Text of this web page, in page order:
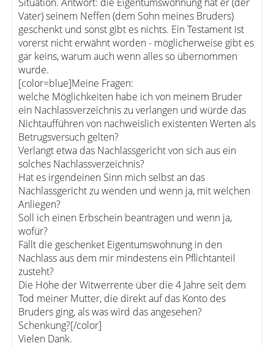
Vater) seinem Neffen (dem Sohn meines Bruders)
geschenkt und sonst gibt es nichts. Ein Testament ist
vorerst nicht erwähnt worden - möglicherweise gibt es
gar keins, warum auch wenn alles so übernommen
wurde.
[color=blue]Meine Fragen:
welche Möglichkeiten habe ich von meinem Bruder
ein Nachlassverzeichnis zu verlangen und würde das
Nichtaufführen von nachweislich existenten Werten als
Betrugsversuch gelten?
Verlangt etwa das Nachlassgericht von sich aus ein
solches Nachlassverzeichnis?
Hat es irgendeinen Sinn mich selbst an das
Nachlassgericht zu wenden und wenn ja, mit welchen
Anliegen?
Soll ich einen Erbschein beantragen und wenn ja,
wofür?
Fällt die geschenket Eigentumswohnung in den
Nachlass aus dem mir mindestens ein Pflichtanteil
zusteht?
Die Höhe der Witwerrente über die 4 Jahre seit dem
Tod meiner Mutter, die direkt auf das Konto des
Bruders ging, als was wird das angesehen?
Schenkung?[/color]
Vielen Dank.